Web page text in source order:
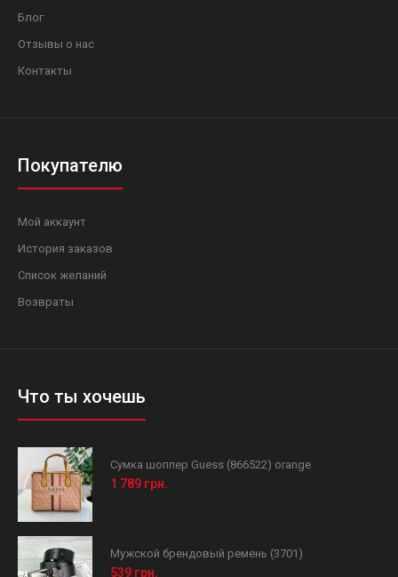
Блог
Отзывы о нас
Контакты
Покупателю
Мой аккаунт
История заказов
Список желаний
Возвраты
Что ты хочешь
Сумка шоппер Guess (866522) orange
1 789 грн.
Мужской брендовый ремень (3701)
539 грн.